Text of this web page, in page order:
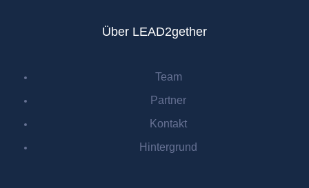
Über LEAD2gether
Team
Partner
Kontakt
Hintergrund